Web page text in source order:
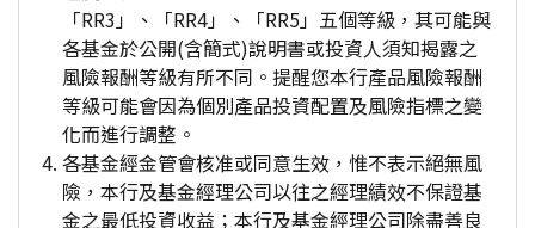
「RR3」、「RR4」、「RR5」五個等級，其可能與
各基金於公開(含簡式)說明書或投資人須知揭露之
風險報酬等級有所不同。提醒您本行產品風險報酬
等級可能會因為個別產品投資配置及風險指標之變
化而進行調整。
各基金經金管會核准或同意生效，惟不表示絕無風
險，本行及基金經理公司以往之經理績效不保證基
金之最低投資收益；本行及基金經理公司除盡善良